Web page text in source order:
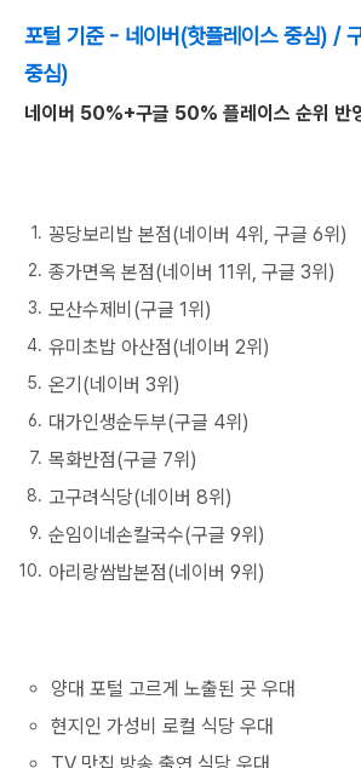
포털 기준 - 네이버(핫플레이스 중심) /
중심)
네이버 50%+구글 50% 플레이스 순위 반
꽁당보리밥 본점(네이버 4위, 구글 6위)
종가면옥 본점(네이버 11위, 구글 3위)
모산수제비(구글 1위)
유미초밥 아산점(네이버 2위)
온기(네이버 3위)
대가인생순두부(구글 4위)
목화반점(구글 7위)
고구려식당(네이버 8위)
순임이네손칼국수(구글 9위)
아리랑쌈밥본점(네이버 9위)
양대 포털 고르게 노출된 곳 우대
현지인 가성비 로컬 식당 우대